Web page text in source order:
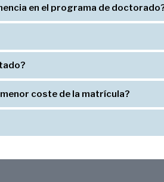
en el programa de
coste de la matrícula?